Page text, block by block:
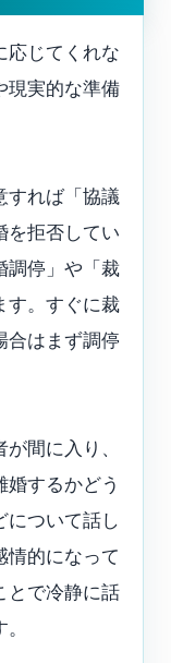
応じてくれな
現実的な準備
すれば「協議
を拒否してい
調停」や「裁
す。すぐに裁
合はまず調停
間に入り、
婚するかどう
について話し
情的になって
とで冷静に話